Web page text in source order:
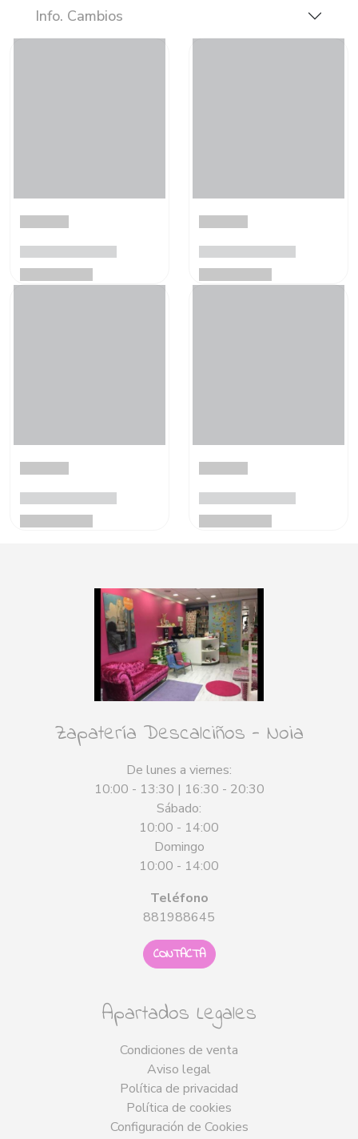
Info. Cambios
Zapatería Descalciños - Noia
De lunes a viernes:
10:00 - 13:30 | 16:30 - 20:30
Sábado:
10:00 - 14:00
Domingo
10:00 - 14:00
Teléfono
881988645
CONTACTA
Apartados Legales
Condiciones de venta
Aviso legal
Política de privacidad
Política de cookies
Configuración de Cookies